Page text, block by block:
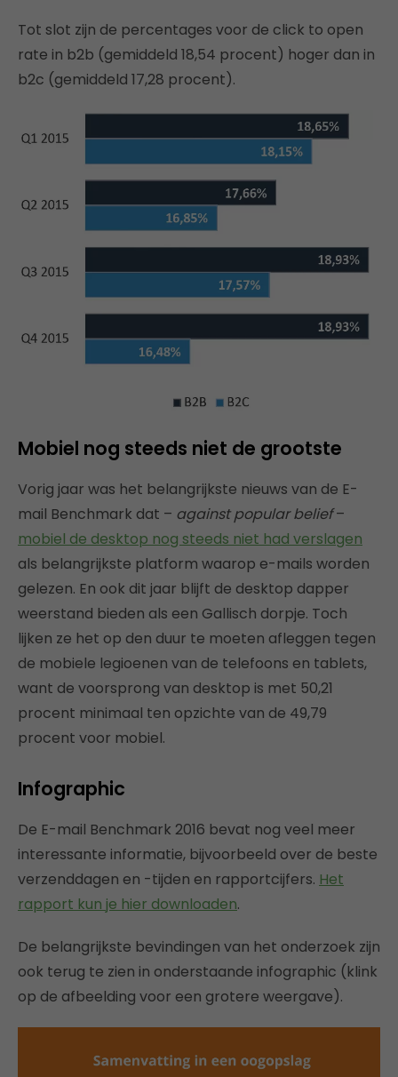
Tot slot zijn de percentages voor de click to open
rate in b2b (gemiddeld 18,54 procent) hoger dan in
b2c (gemiddeld 17,28 procent).
Mobiel nog steeds niet de grootste
Vorig jaar was het belangrijkste nieuws van de E-
mail Benchmark dat – against popular belief–
mobiel de desktop nog steeds niet had verslagen
als belangrijkste platform waarop e-mails worden
gelezen. En ook dit jaar blijft de desktop dapper
weerstand bieden als een Gallisch dorpje. Toch
lijken ze het op den duur te moeten afleggen tegen
de mobiele legioenen van de telefoons en tablets,
want de voorsprong van desktop is met 50,21
procent minimaal ten opzichte van de 49,79
procent voor mobiel.
Infographic
De E-mail Benchmark 2016 bevat nog veel meer
interessante informatie, bijvoorbeeld over de beste
verzenddagen en -tijden en rapportcijfers. Het
rapport kun je hier downloaden.
De belangrijkste bevindingen van het onderzoek zijn
ook terug te zien in onderstaande infographic (klink
op de afbeelding voor een grotere weergave).